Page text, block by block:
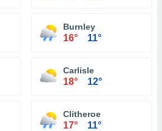
Burnley
16° 11°
Carlisle
18° 12°
Clitheroe
17° 11°